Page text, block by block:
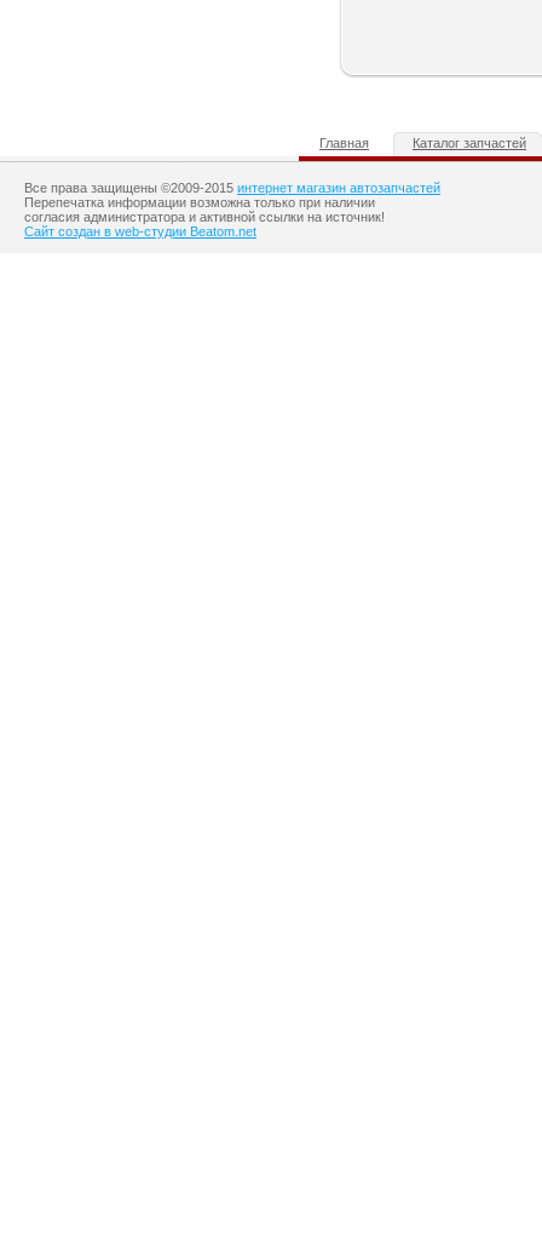
Главная Каталог запчастей
Все права защищены ©2009-2015 интернет магазин автозапчастей
Перепечатка информации возможна только при наличии
согласия администратора и активной ссылки на источник!
Сайт создан в web-студии Beatom.net